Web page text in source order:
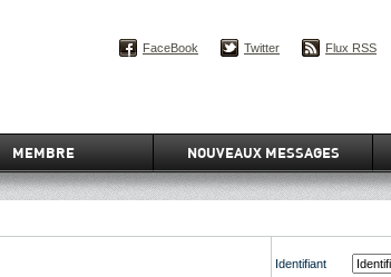
MEMBRE NOUVEAUX MESSAGES
FaceBook Twitter Flux RSS
Identifiant